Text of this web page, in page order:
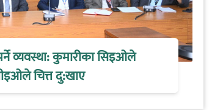
व्यवस्था: कुमारीका सिइओले
चित्त दु:खाए